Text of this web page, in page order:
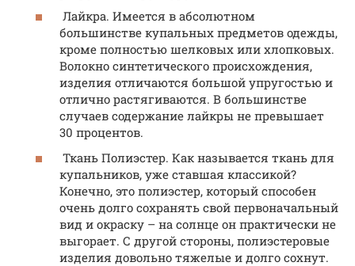
Лайкра. Имеется в абсолютном
большинстве купальных предметов одежды,
кроме полностью шелковых или хлопковых.
Волокно синтетического происхождения,
изделия отличаются большой упругостью и
отлично растягиваются. В большинстве
случаев содержание лайкры не превышает
30 процентов.
Ткань Полиэстер. Как называется ткань для
купальников, уже ставшая классикой?
Конечно, это полиэстер, который способен
очень долго сохранять свой первоначальный
вид и окраску – на солнце он практически не
выгорает. С другой стороны, полиэстеровые
изделия довольно тяжелые и долго сохнут.